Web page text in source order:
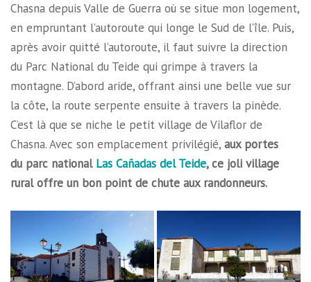
Chasna depuis Valle de Guerra où se situe mon logement,
en empruntant l’autoroute qui longe le Sud de l’île. Puis,
après avoir quitté l’autoroute, il faut suivre la direction
du Parc National du Teide qui grimpe à travers la
montagne. D’abord aride, offrant ainsi une belle vue sur
la côte, la route serpente ensuite à travers la pinède.
C’est là que se niche le petit village de Vilaflor de
Chasna. Avec son emplacement privilégié, aux portes
du parc national Las Cañadas del Teide, ce joli village
rural offre un bon point de chute aux randonneurs.